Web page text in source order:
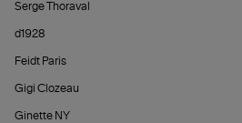
Serge Thoraval
d1928
Feidt Paris
Gigi Clozeau
Ginette NY